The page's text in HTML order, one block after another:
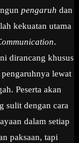
pengaruh dan
kekuatan utama
.
dirancang khusus
lewat
Peserta akan
sulit dengan cara
dalam setiap
paksaan, tapi